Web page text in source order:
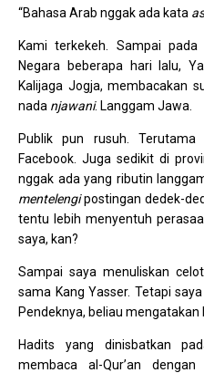
“Bahasa Arab nggak ada kata
Kami terkekeh. Sampai pada
Negara beberapa hari lalu,
Kalijaga Jogja, membacakan
nada njawani. Langgam Jawa.
Publik pun rusuh. Terutama
Facebook. Juga sedikit di
nggak ada yang ributin
mentelengipostingan dedek-
tentu lebih menyentuh
saya, kan?
Sampai saya menuliskan
sama Kang Yasser. Tetapi
Pendeknya, beliau mengatakan
Hadits yang dinisbatkan
membaca al-Qur’an